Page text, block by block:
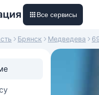
Все сервисы
Брянск Медведева